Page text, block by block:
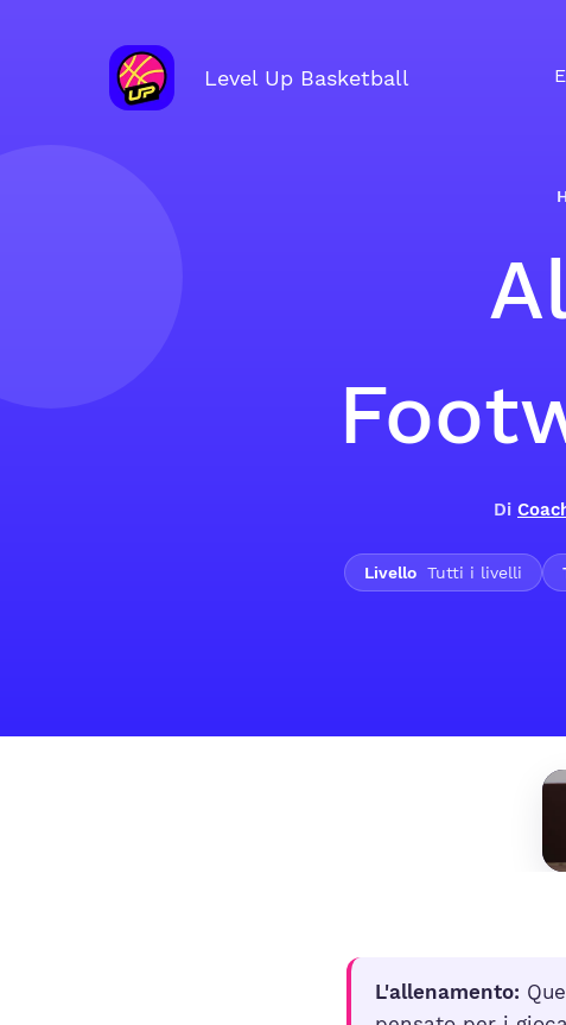
Level Up Basketball
Di
Livello Tutti i livelli
L'allenamento: